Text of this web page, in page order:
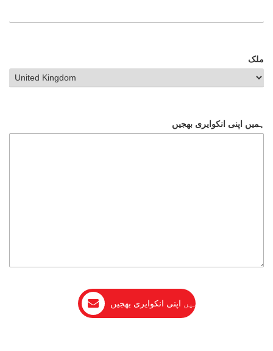
ملک
ہمیں اپنی انکوایری بھجیں